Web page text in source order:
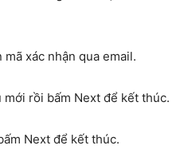
mới rồi bấm Next để kết thúc.